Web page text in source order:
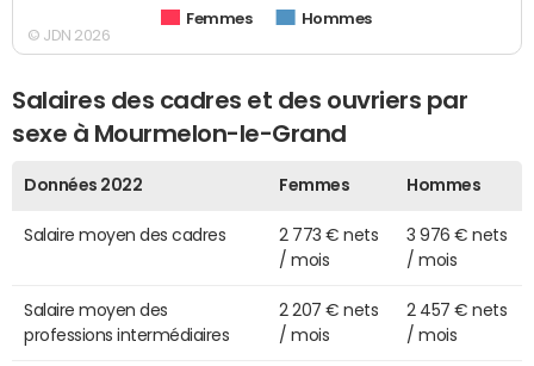
Femmes Hommes
© JDN 2026
Salaires des cadres et des ouvriers par
sexe à Mourmelon-le-Grand
Données 2022 Femmes Hommes
Salaire moyen des cadres
2 773 € nets
/ mois
3 976 € nets
/ mois
Salaire moyen des
professions intermédiaires
2 207 € nets
/ mois
2 457 € nets
/ mois